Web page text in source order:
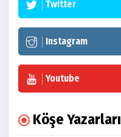
Twitter
Instagram
Youtube
Köşe Yazarları